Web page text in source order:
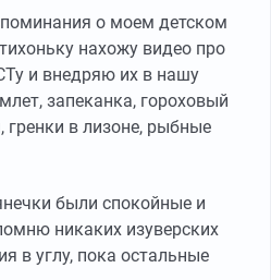
о моем детском
нахожу видео про
и внедряю их в нашу
запеканка, гороховый
гренки в лизоне, рыбные
были спокойные и
никаких изуверских
в углу, пока остальные